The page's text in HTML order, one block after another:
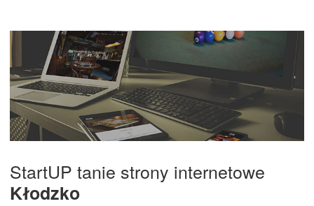
StartUP tanie strony internetowe
Kłodzko